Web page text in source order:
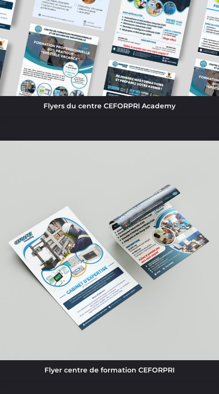
Flyers du centre CEFORPRI Academy
Flyer centre de formation CEFORPRI